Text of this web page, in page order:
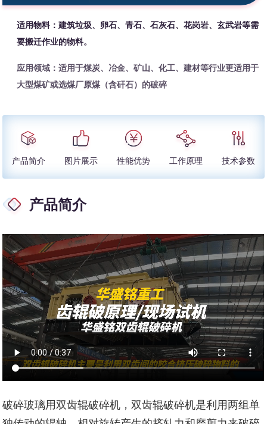
适用物料：建筑垃圾、卵石、青石、石灰石、花岗岩、玄武岩等需
要搬迁作业的物料。
应用领域：适用于煤炭、冶金、矿山、化工、建材等行业更适用于
大型煤矿或选煤厂原煤（含矸石）的破碎
产品简介 图片展示 性能优势 工作原理 技术参数
产品简介
破碎玻璃用双齿辊破碎机，双齿辊破碎机是利用两组单